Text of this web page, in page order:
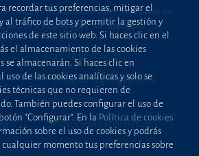
| Registro Mercantil de Madrid, Tomo 24490 del
Sección 8, Hoja M-43976. NIF: B28563963
Política de cookies
Política de Seguridad de la
Información
Condiciones generales de
contratación
recordar tus preferencias, mitigar el
al tráfico de bots y permitir la gestión y
de este sitio web. Si haces clic en el
el almacenamiento de las cookies
se almacenarán. Si haces clic en
uso de las cookies analíticas y solo se
técnicas que no requieren de
También puedes configurar el uso de
"Configurar". En la Política de cookies
sobre el uso de cookies y podrás
momento tus preferencias sobre